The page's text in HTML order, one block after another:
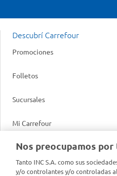
Descubrí Carrefour
Promociones
Folletos
Sucursales
Mi Carrefour
Productos Carrefour
Tarjeta Mi Carrefour
Nos preocupamos
Tanto INC S.A. como sus
y/o controlantes y/o controladas